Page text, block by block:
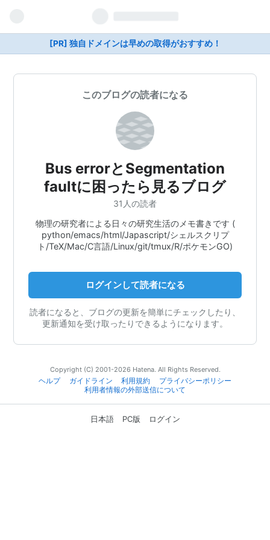
[PR] 独自ドメインは早めの取得がおすすめ！
このブログの読者になる
Bus errorとSegmentation
faultに困ったら見るブログ
31人の読者
物理の研究者による日々の研究生活のメモ書きです (
python/emacs/html/Japascript/シェルスクリプ
ト/TeX/Mac/C言語/Linux/git/tmux/R/ポケモンGO)
ログインして読者になる
読者になると、ブログの更新を簡単にチェックしたり、
更新通知を受け取ったりできるようになります。
Copyright (C) 2001-2026 Hatena. All Rights Reserved.
ヘルプ
ガイドライン 利用規約
プライバシーポリシー
利用者情報の外部送信について
日本語 PC版 ログイン